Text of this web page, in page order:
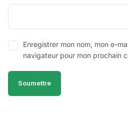
Enregistrer mon nom, mon e-
navigateur pour mon prochain